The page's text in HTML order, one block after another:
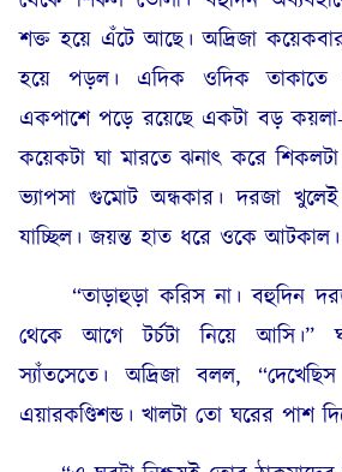
শক্ত হয়ে এঁটে আছে। অদ্রিজা
হয়ে পড়ল। এদিক ওদিক
একপাশে পড়ে রয়েছে একটা বড় কয়লা-
কয়েকটা ঘা মারতে ঝনাৎ করে
ভ্যাপসা গুমোট অন্ধকার। দরজা
যাচ্ছিল। জয়ন্ত হাত ধরে ওকে আটকাল।
“তাড়াহুড়া করিস না। বহুদিন
থেকে আগে টর্চটা নিয়ে আসি।”
স্যাঁতসেতে। অদ্রিজা বলল,
এয়ারকণ্ডিশন্ড। খালটা তো ঘরের পাশ